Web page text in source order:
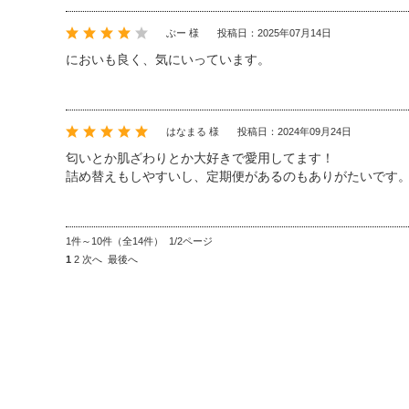
ぶー 様 投稿日：2025年07月14日
においも良く、気にいっています。
はなまる 様 投稿日：2024年09月24日
匂いとか肌ざわりとか大好きで愛用してます！
詰め替えもしやすいし、定期便があるのもありがたいです
1件～10件（全14件） 1/2ページ
1 2 次へ 最後へ